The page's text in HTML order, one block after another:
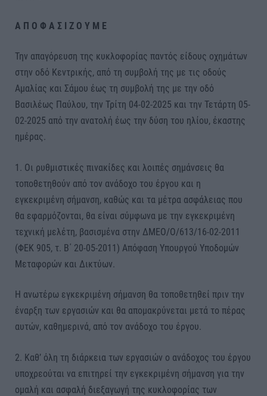
Α Π Ο Φ Α Σ Ι Ζ Ο Υ Μ Ε
Την απαγόρευση της κυκλοφορίας παντός είδους οχημάτων
στην οδό Κεντρικής, από τη συμβολή της με τις οδούς
Αμαλίας και Σάμου έως τη συμβολή της με την οδό
Βασιλέως Παύλου, την Τρίτη 04-02-2025 και την Τετάρτη 05-
02-2025 από την ανατολή έως την δύση του ηλίου, έκαστης
ημέρας.
1. Οι ρυθμιστικές πινακίδες και λοιπές σημάνσεις θα
τοποθετηθούν από τον ανάδοχο του έργου και η
εγκεκριμένη σήμανση, καθώς και τα μέτρα ασφάλειας που
θα εφαρμόζονται, θα είναι σύμφωνα με την εγκεκριμένη
τεχνική μελέτη, βασισμένα στην ΔΜΕΟ/Ο/613/16-02-2011
(ΦΕΚ 905, τ. Β΄ 20-05-2011) Απόφαση Υπουργού Υποδομών
Μεταφορών και Δικτύων.
Η ανωτέρω εγκεκριμένη σήμανση θα τοποθετηθεί πριν την
έναρξη των εργασιών και θα απομακρύνεται μετά το πέρας
αυτών, καθημερινά, από τον ανάδοχο του έργου.
2. Καθ’ όλη τη διάρκεια των εργασιών ο ανάδοχος του έργου
υποχρεούται να επιτηρεί την εγκεκριμένη σήμανση για την
ομαλή και ασφαλή διεξαγωγή της κυκλοφορίας των